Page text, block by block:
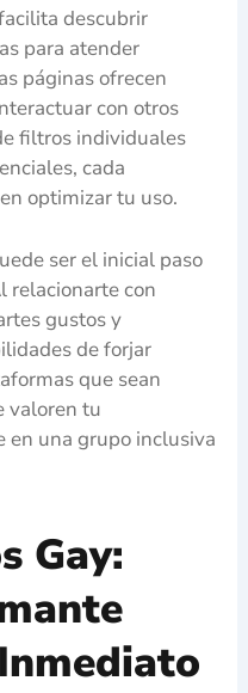
descubrir
para atender
páginas ofrecen
con otros
filtros individuales
cada
optimizar tu uso.
ser el inicial paso
relacionarte con
gustos y
de forjar
que sean
valoren tu
en una grupo inclusiva
Gay: